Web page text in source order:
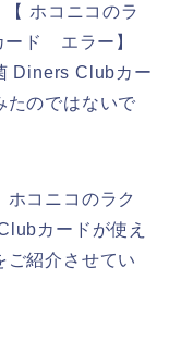
ホコニコのラ
ード エラー】
Diners Clubカー
のではないで
コニコのラク
カードが使え
ご紹介させてい